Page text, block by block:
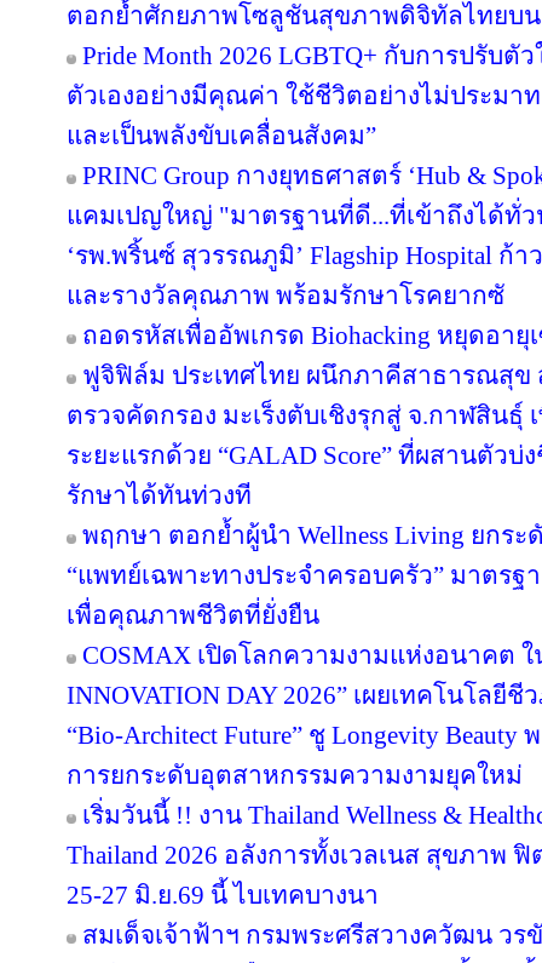
ตอกย้ำศักยภาพโซลูชันสุขภาพดิจิทัลไทยบ
Pride Month 2026 LGBTQ+ กับการปรับตั
ตัวเองอย่างมีคุณค่า ใช้ชีวิตอย่างไม่ประมา
และเป็นพลังขับเคลื่อนสังคม”
PRINC Group กางยุทธศาสตร์ ‘Hub &
แคมเปญใหญ่ "มาตรฐานที่ดี...ที่เข้าถึงได้ทั่ว
‘รพ.พริ้นซ์ สุวรรณภูมิ’ Flagship Hospital ก้
และรางวัลคุณภาพ พร้อมรักษาโรคยากซั
ถอดรหัสเพื่ออัพเกรด Biohacking หยุดอา
ฟูจิฟิล์ม ประเทศไทย ผนึกภาคีสาธารณสุข
ตรวจคัดกรอง มะเร็งตับเชิงรุกสู่ จ.กาฬสินธุ์
ระยะแรกด้วย “GALAD Score” ที่ผสานตัวบ่
รักษาได้ทันท่วงที
พฤกษา ตอกย้ำผู้นำ Wellness Living ยกระ
“แพทย์เฉพาะทางประจำครอบครัว” มาตร
เพื่อคุณภาพชีวิตที่ยั่งยืน
COSMAX เปิดโลกความงามแห่งอนาคต ใ
INNOVATION DAY 2026” เผยเทคโนโล
“Bio-Architect Future” ชู Longevity
การยกระดับอุตสาหกรรมความงามยุคใหม่
เริ่มวันนี้ !! งาน Thailand Wellness &
Thailand 2026 อลังการทั้งเวลเนส สุขภาพ
25-27 มิ.ย.69 นี้ ไบเทคบางนา
สมเด็จเจ้าฟ้าฯ กรมพระศรีสวางควัฒน ว